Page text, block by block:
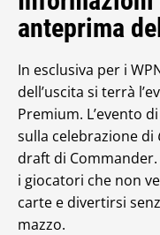
anteprima
In esclusiva per i
dell’uscita si terrà
Premium. L’evento
sulla celebrazione di
draft di
i giocatori che non
carte e divertirsi
mazzo.